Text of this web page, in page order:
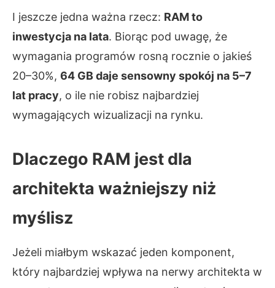
I jeszcze jedna ważna rzecz: RAM to
inwestycja na lata. Biorąc pod uwagę, że
wymagania programów rosną rocznie o jakieś
20–30%, 64 GB daje sensowny spokój na 5–7
lat pracy, o ile nie robisz najbardziej
wymagających wizualizacji na rynku.
Dlaczego RAM jest dla
architekta ważniejszy niż
myślisz
Jeżeli miałbym wskazać jeden komponent,
który najbardziej wpływa na nerwy architekta w